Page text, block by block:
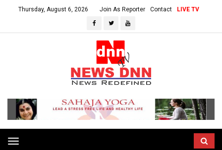
Thursday, August 6, 2026 Join As Reporter Contact LIVE TV
Toggle